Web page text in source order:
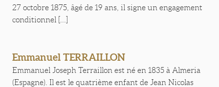
27 octobre 1875, âgé de 19 ans, il signe un engagement
conditionnel [...]
Emmanuel TERRAILLON
Emmanuel Joseph Terraillon est né en 1835 à Almeria
(Espagne). Il est le quatrième enfant de Jean Nicolas